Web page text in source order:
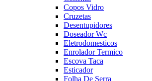
Copos Vidro
Cruzetas
Desentupidores
Doseador Wc
Eletrodomesticos
Enrolador Termico
Escova Taca
Esticador
Folha De Serra